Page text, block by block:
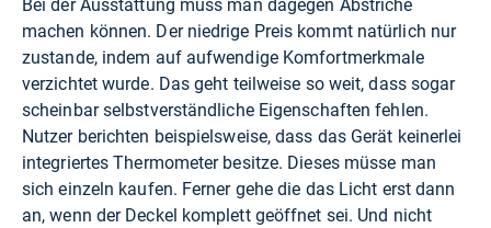
Bei der Ausstattung muss man dagegen Abstriche
machen können. Der niedrige Preis kommt natürlich nur
zustande, indem auf aufwendige Komfortmerkmale
verzichtet wurde. Das geht teilweise so weit, dass sogar
scheinbar selbstverständliche Eigenschaften fehlen.
Nutzer berichten beispielsweise, dass das Gerät keinerlei
integriertes Thermometer besitze. Dieses müsse man
sich einzeln kaufen. Ferner gehe die das Licht erst dann
an, wenn der Deckel komplett geöffnet sei. Und nicht